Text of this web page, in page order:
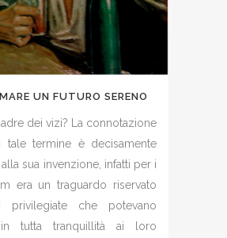
UN FUTURO SERENO
dei vizi? La connotazione
tale termine è decisamente
sua invenzione, infatti per i
era un traguardo riservato
privilegiate che potevano
in tutta tranquillità ai loro